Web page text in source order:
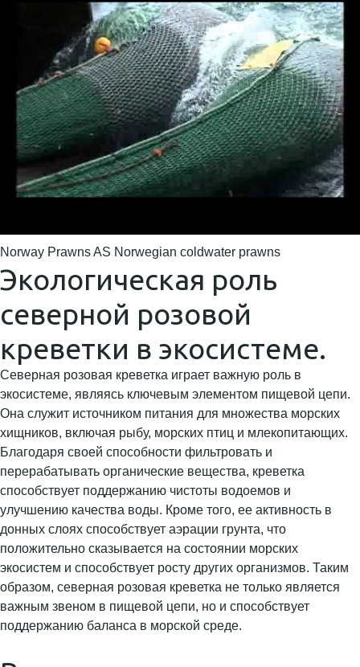
Norway Prawns AS Norwegian coldwater prawns
Экологическая роль
северной розовой
креветки в экосистеме.
Северная розовая креветка играет важную роль в
экосистеме, являясь ключевым элементом пищевой цепи.
Она служит источником питания для множества морских
хищников, включая рыбу, морских птиц и млекопитающих.
Благодаря своей способности фильтровать и
перерабатывать органические вещества, креветка
способствует поддержанию чистоты водоемов и
улучшению качества воды. Кроме того, ее активность в
донных слоях способствует аэрации грунта, что
положительно сказывается на состоянии морских
экосистем и способствует росту других организмов. Таким
образом, северная розовая креветка не только является
важным звеном в пищевой цепи, но и способствует
поддержанию баланса в морской среде.